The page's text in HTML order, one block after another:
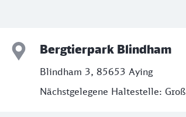
Bergtierpark Blindham
Blindham 3, 85653 Aying
Nächstgelegene Haltestelle: